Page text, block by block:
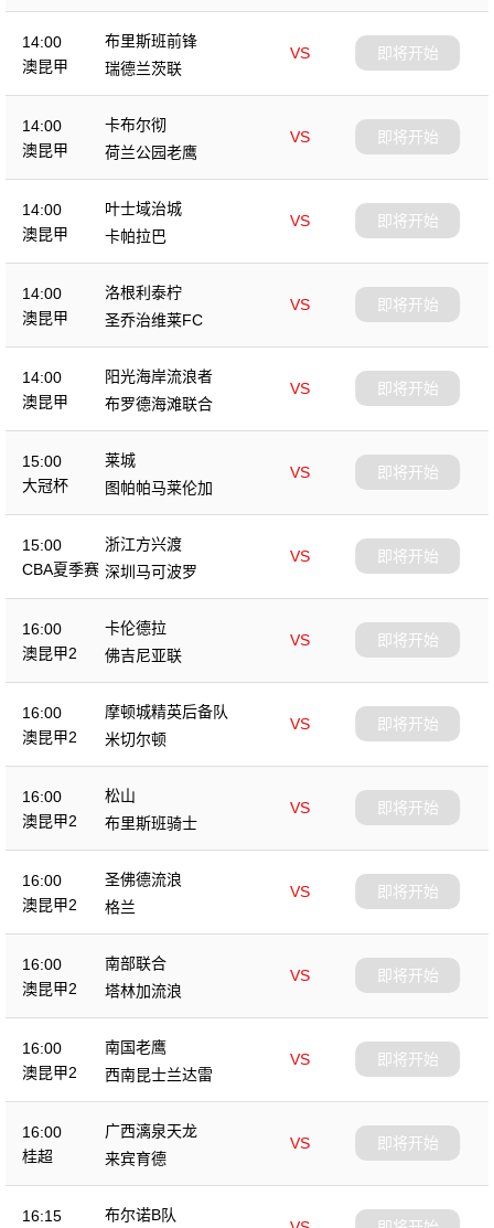
14:00
澳昆甲
布里斯班前锋
VS
瑞德兰茨联
即将开始
14:00
澳昆甲
卡布尔彻
VS
荷兰公园老鹰
即将开始
14:00
澳昆甲
叶士域治城
VS
卡帕拉巴
即将开始
14:00
澳昆甲
洛根利泰柠
VS
圣乔治维莱FC
即将开始
14:00
澳昆甲
阳光海岸流浪者
VS
布罗德海滩联合
即将开始
15:00
大冠杯
莱城
VS
图帕帕马莱伦加
即将开始
15:00
CBA夏季赛
浙江方兴渡
VS
深圳马可波罗
即将开始
16:00
澳昆甲2
卡伦德拉
VS
佛吉尼亚联
即将开始
16:00
澳昆甲2
摩顿城精英后备队
VS
米切尔顿
即将开始
16:00
澳昆甲2
松山
VS
布里斯班骑士
即将开始
16:00
澳昆甲2
圣佛德流浪
VS
格兰
即将开始
16:00
澳昆甲2
南部联合
VS
塔林加流浪
即将开始
16:00
澳昆甲2
南国老鹰
VS
西南昆士兰达雷
即将开始
16:00
桂超
广西漓泉天龙
VS
来宾育德
即将开始
16:15 布尔诺B队